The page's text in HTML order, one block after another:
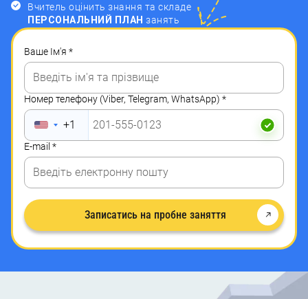
Вчитель оцінить знання та складе
ПЕРСОНАЛЬНИЙ ПЛАН занять
Ваше Ім'я *
Номер телефону (Viber, Telegram, WhatsApp) *
+1
E-mail *
Записатись на пробне заняття